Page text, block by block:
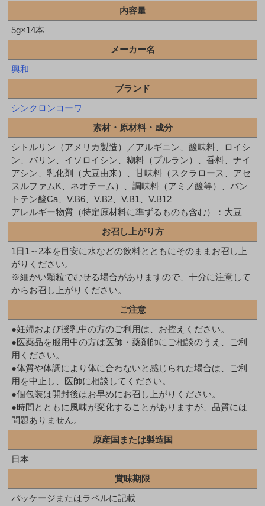
内容量
5g×14本
メーカー名
興和
ブランド
シンクロンコーワ
素材・原材料・成分
シトルリン（アメリカ製造）／アルギニン、酸味料、ロイシ
ン、バリン、イソロイシン、糊料（プルラン）、香料、ナイ
アシン、乳化剤（大豆由来）、甘味料（スクラロース、アセ
スルファムK、ネオテーム）、調味料（アミノ酸等）、パン
トテン酸Ca、V.B6、V.B2、V.B1、V.B12
アレルギー物質（特定原材料に準ずるものも含む）：大豆
お召し上がり方
1日1～2本を目安に水などの飲料とともにそのままお召し上
がりください。
※細かい顆粒でむせる場合がありますので、十分に注意して
からお召し上がりください。
ご注意
●妊婦および授乳中の方のご利用は、お控えください。
●医薬品を服用中の方は医師・薬剤師にご相談のうえ、ご利
用ください。
●体質や体調により体に合わないと感じられた場合は、ご利
用を中止し、医師に相談してください。
●個包装は開封後はお早めにお召し上がりください。
●時間とともに風味が変化することがありますが、品質には
問題ありません。
原産国または製造国
日本
賞味期限
パッケージまたはラベルに記載